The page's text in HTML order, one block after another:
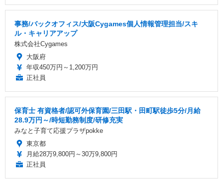
事務/バックオフィス/大阪Cygames個人情報管理担当/スキ
ル・キャリアアップ
株式会社Cygames
大阪府
年収450万円～1,200万円
正社員
保育士 有資格者/認可外保育園/三田駅・田町駅徒歩5分/月給
28.9万円～/時短勤務制度/研修充実
みなと子育て応援プラザpokke
東京都
月給28万9,800円～30万9,800円
正社員